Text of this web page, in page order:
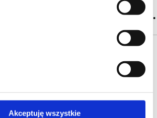
Akceptuję wszystkie
OFERTA ONLINE PRODUCENCI